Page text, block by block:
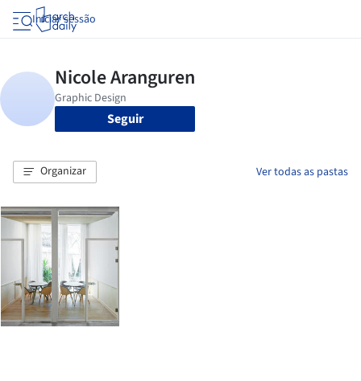
Iniciar sessão
Seguir
Organizar Ver todas as pastas